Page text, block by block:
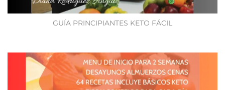
GUÍA PRINCIPIANTES KETO FÁCIL